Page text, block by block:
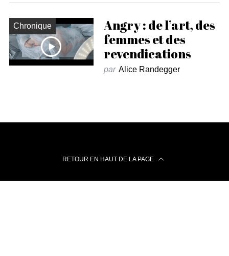
Chronique
Angry : de l’art, des
femmes et des
revendications
par Alice Randegger
RETOUR EN HAUT DE LA PAGE